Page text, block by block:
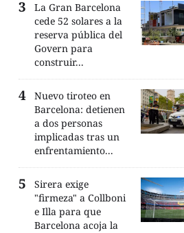
La Gran Barcelona
cede 52 solares a la
reserva pública del
Govern para
construir...
Nuevo tiroteo en
Barcelona: detienen
a dos personas
implicadas tras un
enfrentamiento...
Sirera exige
"firmeza" a Collboni
e Illa para que
Barcelona acoja la